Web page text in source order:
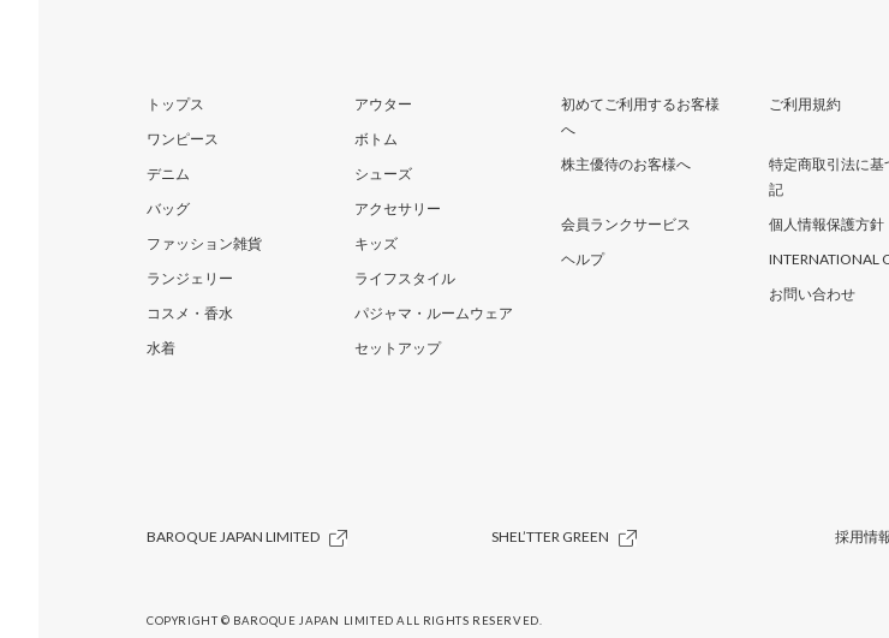
トップス
アウター
ワンピース
ボトム
デニム
シューズ
バッグ
アクセサリー
ファッション雑貨
キッズ
ランジェリー
ライフスタイル
コスメ・香水
パジャマ・ルームウェア
水着
セットアップ
初めてご利用するお客様
へ
ご利用規約
株主優待のお客様へ
特定商取引法に基
記
会員ランクサービス
個人情報保護方針
ヘルプ
INTERNATIONAL
お問い合わせ
BAROQUE JAPAN LIMITED SHEL’TTER GREEN 採用情
COPYRIGHT © BAROQUE JAPAN LIMITED ALL RIGHTS RESERVED.